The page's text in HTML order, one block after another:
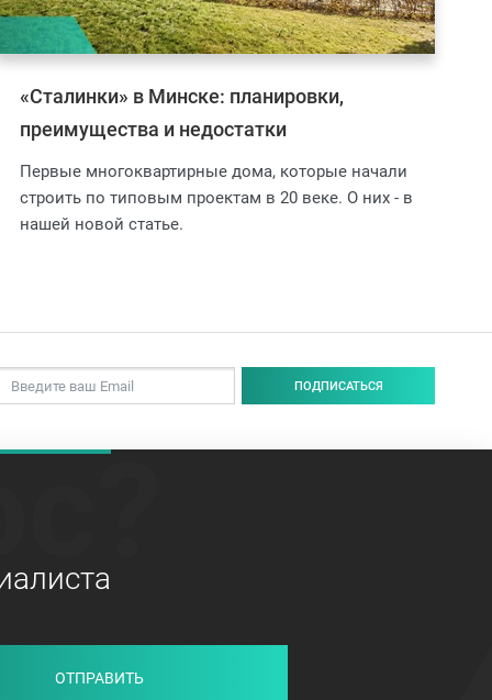
«Сталинки» в Минске: планировки,
преимущества и недостатки
Первые многоквартирные дома, которые начали
строить по типовым проектам в 20 веке. О них - в
нашей новой статье.
ПОДПИСАТЬСЯ
ОТПРАВИТЬ